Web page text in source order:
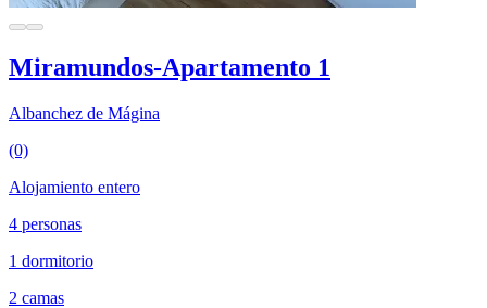
Miramundos-Apartamento 1
Albanchez de Mágina
(0)
Alojamiento entero
4 personas
1 dormitorio
2 camas